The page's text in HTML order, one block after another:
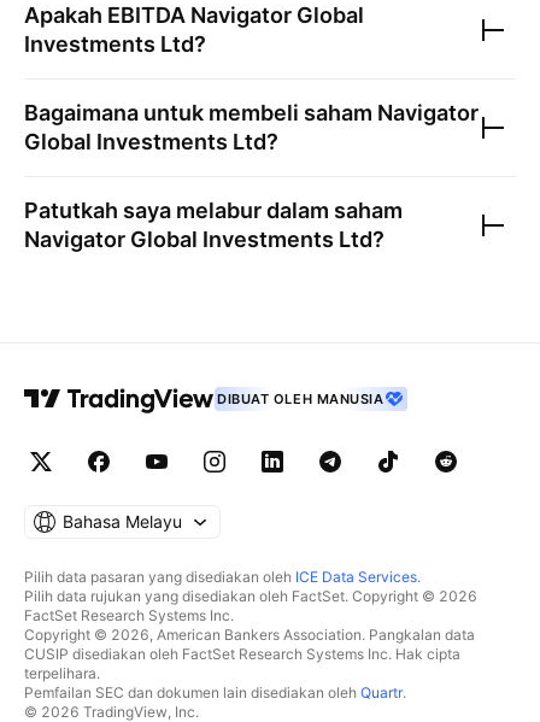
Apakah EBITDA Navigator Global
Investments Ltd?
Bagaimana untuk membeli saham Navigator
Global Investments Ltd?
Patutkah saya melabur dalam saham
Navigator Global Investments Ltd?
DIBUAT OLEH MANUSIA
Bahasa Melayu
Pilih data pasaran yang disediakan oleh ICE Data Services.
Pilih data rujukan yang disediakan oleh FactSet. Copyright © 2026
FactSet Research Systems Inc.
Copyright © 2026, American Bankers Association. Pangkalan data
CUSIP disediakan oleh FactSet Research Systems Inc. Hak cipta
terpelihara.
Pemfailan SEC dan dokumen lain disediakan oleh Quartr.
© 2026 TradingView, Inc.